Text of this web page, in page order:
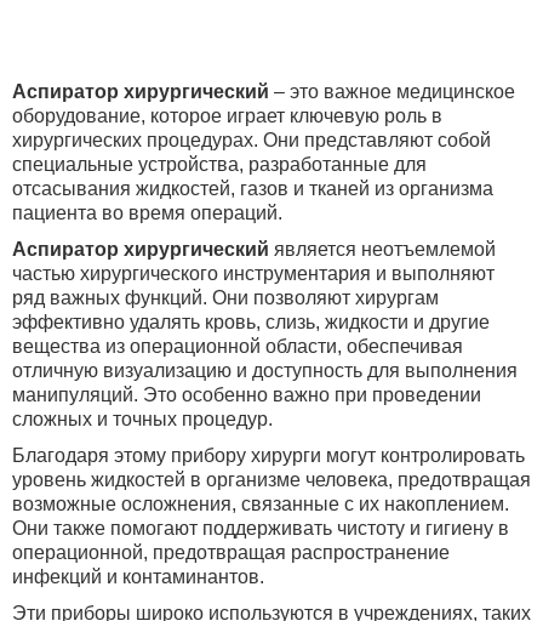
Аспиратор хирургический – это важное медицинское
оборудование, которое играет ключевую роль в
хирургических процедурах. Они представляют собой
специальные устройства, разработанные для
отсасывания жидкостей, газов и тканей из организма
пациента во время операций.
Аспиратор хирургический является неотъемлемой
частью хирургического инструментария и выполняют
ряд важных функций. Они позволяют хирургам
эффективно удалять кровь, слизь, жидкости и другие
вещества из операционной области, обеспечивая
отличную визуализацию и доступность для выполнения
манипуляций. Это особенно важно при проведении
сложных и точных процедур.
Благодаря этому прибору хирурги могут контролировать
уровень жидкостей в организме человека, предотвращая
возможные осложнения, связанные с их накоплением.
Они также помогают поддерживать чистоту и гигиену в
операционной, предотвращая распространение
инфекций и контаминантов.
Эти приборы широко используются в учреждениях, таких